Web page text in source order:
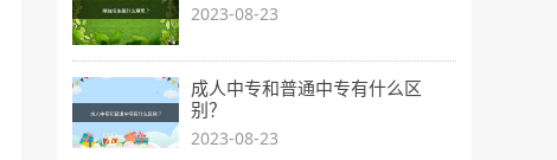
2023-08-23
成人中专和普通中专有什么区
别？
2023-08-23